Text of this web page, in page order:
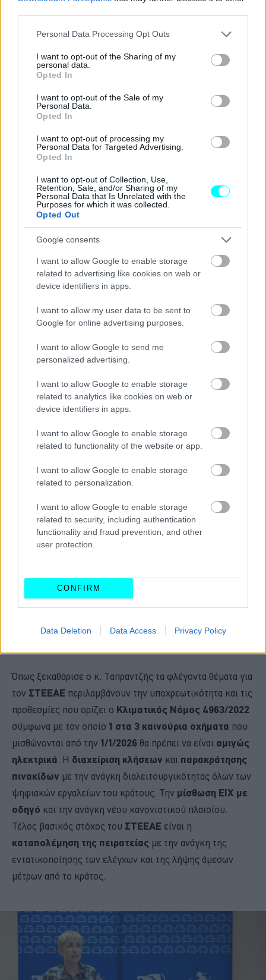
Please note that this website/app uses one or more Google
not limited to your visit or usage behaviour. You may click to
grant or deny consent to Google and its third-party tags to
use your data for below specified purposes in below Google
consent section.
Personal Data Processing Opt Outs
I want to opt-out of the Sharing of my
personal data.
Opted In
I want to opt-out of the Sale of my
Personal Data.
Opted In
I want to opt-out of processing my
Personal Data for Targeted Advertising.
Opted In
I want to opt-out of Collection, Use,
Retention, Sale, and/or Sharing of my
Personal Data that Is Unrelated with the
Purposes for which it was collected.
Opted Out
Google consents
I want to allow Google to enable storage
related to advertising like cookies on web or
device identifiers in apps.
I want to allow my user data to be sent to
Google for online advertising purposes.
I want to allow Google to send me
personalized advertising.
I want to allow Google to enable storage
related to analytics like cookies on web or
device identifiers in apps.
I want to allow Google to enable storage
related to functionality of the website or app.
I want to allow Google to enable storage
related to personalization.
I want to allow Google to enable storage
related to security, including authentication
functionality and fraud prevention, and other
user protection.
CONFIRM
Data Deletion Data Access Privacy Policy
4 έτη. Το56%του στόλου κινούνταν από κινητήρες με
κυβισμό από1.000 έως 1.500 κ.εκ.ενώ η συντριπτική
τους πλειοψηφία σε ποσοστό
91,5% αφορούσε σε
οχήματα dieselκαι το
Όπως ξεκαθάρισε ο κ. Ταπραντζής τα φλέγοντα θέματα για
τον ΣΤΕΕΑΕ περιλαμβάνουν την υποχρεωτικότητα και τις
προθεσμίες που ορίζει ο Κλιματικός Νόμος 4963/2022
σύμφωνα με τον οποίο 1 στα 3 καινούρια οχήματα που
μισθώνονται από την 1/1/2026 θα πρέπει να είναι αμιγώς
ηλεκτρικά . Η διαχείριση κλήσεων και παρακράτησης
πινακίδων με την ανάγκη διαλειτουργικότητας όλων των
ψηφιακών εργαλείων του κράτους. Την μίσθωση ΕΙΧ με
οδηγό και την ανάγκη νέου κανονιστικού πλαισίου.
Τέλος βασικός στόχος του ΣΤΕΕΑΕ είναι η
καταπολέμηση της πειρατείας με την ανάγκη της
εντατικοποίησης των ελέγχων και της λήψης άμεσων
μέτρων από το κράτος.